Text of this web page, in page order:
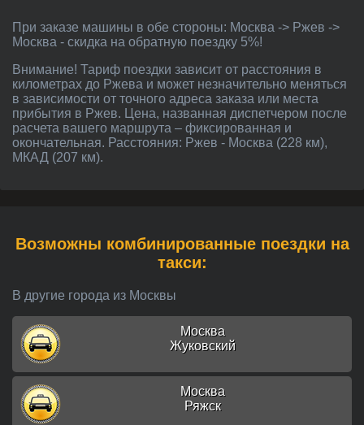
При заказе машины в обе стороны: Москва -> Ржев ->
Москва - скидка на обратную поездку 5%!
Внимание! Тариф поездки зависит от расстояния в
километрах до Ржева и может незначительно меняться
в зависимости от точного адреса заказа или места
прибытия в Ржев. Цена, названная диспетчером после
расчета вашего маршрута – фиксированная и
окончательная. Расстояния: Ржев - Москва (228 км),
МКАД (207 км).
Возможны комбинированные поездки на
такси:
В другие города из Москвы
Москва
Жуковский
Москва
Ряжск